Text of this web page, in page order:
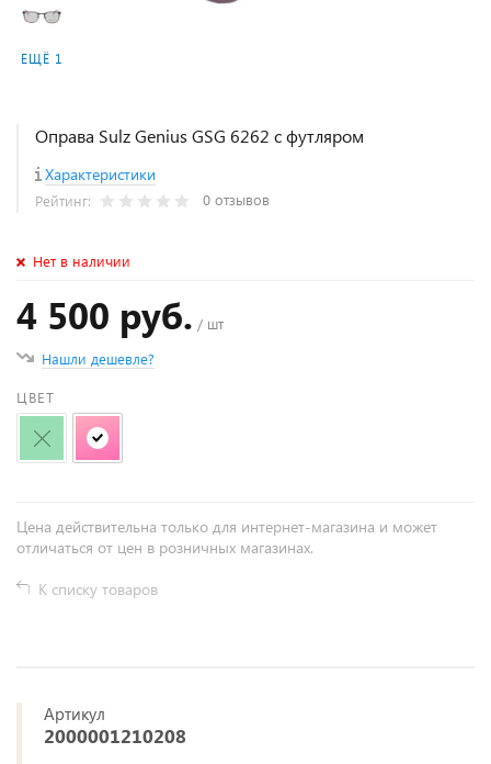
ЕЩЁ 1
Оправа Sulz Genius GSG 6262 с футляром
Характеристики
Рейтинг: 0 отзывов
Нет в наличии
4 500 руб. / шт
Нашли дешевле?
ЦВЕТ
Цена действительна только для интернет-магазина и может
отличаться от цен в розничных магазинах.
К списку товаров
Артикул
2000001210208